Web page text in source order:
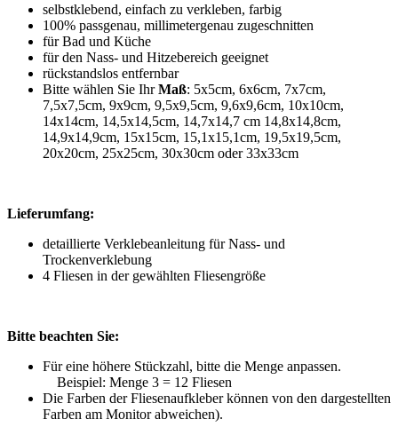
selbstklebend, einfach zu verkleben, farbig
100% passgenau, millimetergenau zugeschnitten
für Bad und Küche
für den Nass- und Hitzebereich geeignet
rückstandslos entfernbar
Bitte wählen Sie IhrMaß: 5x5cm, 6x6cm, 7x7cm,
7,5x7,5cm, 9x9cm, 9,5x9,5cm, 9,6x9,6cm, 10x10cm,
14x14cm, 14,5x14,5cm, 14,7x14,7 cm 14,8x14,8cm,
14,9x14,9cm, 15x15cm, 15,1x15,1cm, 19,5x19,5cm,
20x20cm, 25x25cm, 30x30cm oder 33x33cm
Lieferumfang:
detaillierte Verklebeanleitung für Nass- und
Trockenverklebung
4 Fliesen in der gewählten Fliesengröße
Bitte beachten Sie:
Für eine höhere Stückzahl, bitte die Menge anpassen.
Beispiel: Menge 3 = 12 Fliesen
Die Farben der Fliesenaufkleber können von den dargestellten
Farben am Monitor abweichen).